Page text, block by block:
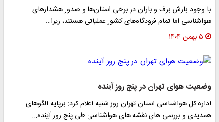
با وجود بارش برف و باران در برخی استان‌ها و صدور هشدارهای
هواشناسی اما تمام فرودگاه‌های کشور عملیاتی هستند، زیرا…
۵ بهمن ۱۴۰۴
وضعیت هوای تهران در پنج روز آینده
اداره کل هواشناسی استان تهران روز شنبه اعلام کرد: برپایه الگوهای
همدیدی و بررسی های نقشه های هواشناسی طی پنج روز آینده…